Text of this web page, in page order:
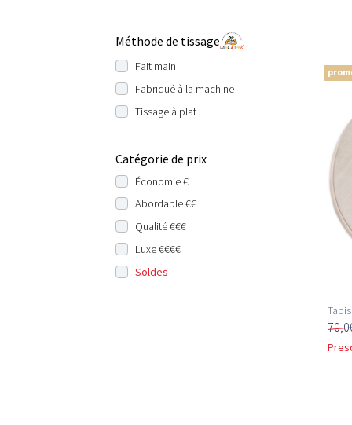
Méthode de tissage
Fait main
Fabriqué à la machine
Tissage à plat
Catégorie de prix
Économie €
Abordable €€
Qualité €€€
Luxe €€€€
Soldes